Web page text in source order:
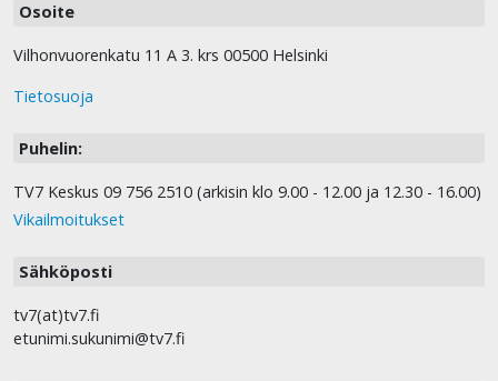
Osoite
Vilhonvuorenkatu 11 A 3. krs 00500 Helsinki
Tietosuoja
Puhelin:
TV7 Keskus 09 756 2510 (arkisin klo 9.00 - 12.00 ja 12.30 - 16.00)
Vikailmoitukset
Sähköposti
tv7(at)tv7.fi
etunimi.sukunimi@tv7.fi